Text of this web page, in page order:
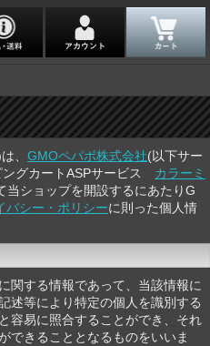
、 GMOペパボ株式会社(以下サー
ングカートASPサービス
カラーミ
当ショップを開設するにあたりG
バシー・ポリシーに則った個人情
関する情報であって、当該情報に
述等により特定の個人を識別する
容易に照合することができ、それ
できることとなるものをいいま